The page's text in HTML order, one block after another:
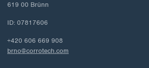
619 00 Brünn
ID: 07817606
+420 606 669 908
brno@corrotech.com